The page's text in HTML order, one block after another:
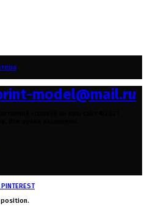
model@mail.ru
PINTEREST
position.